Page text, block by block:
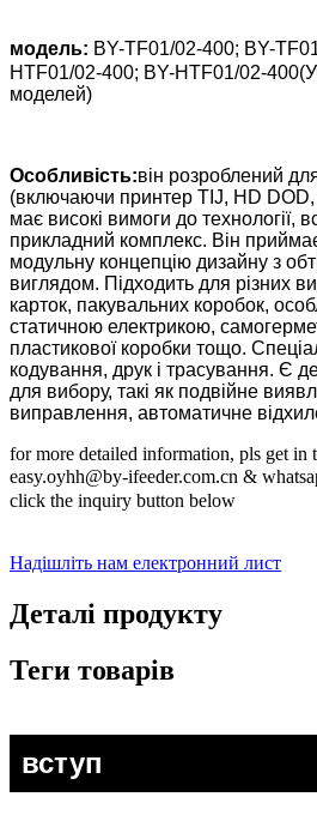
модель: BY-TF01/02-400; BY-
HTF01/02-400; BY-HTF01/02-
моделей)
Особливість:він розроблений
(включаючи принтер TIJ, HD
має високі вимоги до технології,
прикладний комплекс. Він
модульну концепцію дизайну з
виглядом. Підходить для різних
карток, пакувальних коробок,
статичною електрикою,
пластикової коробки тощо.
кодування, друк і трасування. Є
для вибору, такі як подвійне
виправлення, автоматичне
for more detailed information, pls get in
easy.oyhh@by-ifeeder.com.cn &
click the inquiry button below
Надішліть нам електронний лист
Деталі продукту
Теги товарів
вступ